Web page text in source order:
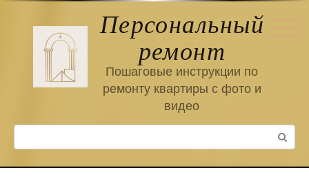
Персональный
ремонт
Пошаговые инструкции по
ремонту квартиры с фото и
видео
Поиск: